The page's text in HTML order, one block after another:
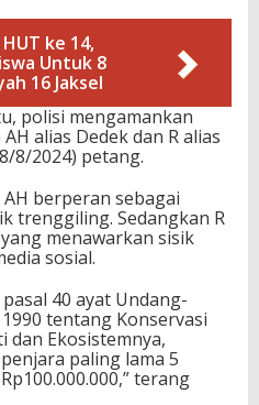
ke 14,
Untuk 8
16 Jaksel
polisi mengamankan
alias Dedek dan R alias
8/2024) petang.
berperan sebagai
trenggiling. Sedangkan R
menawarkan sisik
sosial.
40 ayat Undang-
tentang Konservasi
dan Ekosistemnya,
paling lama 5
terang